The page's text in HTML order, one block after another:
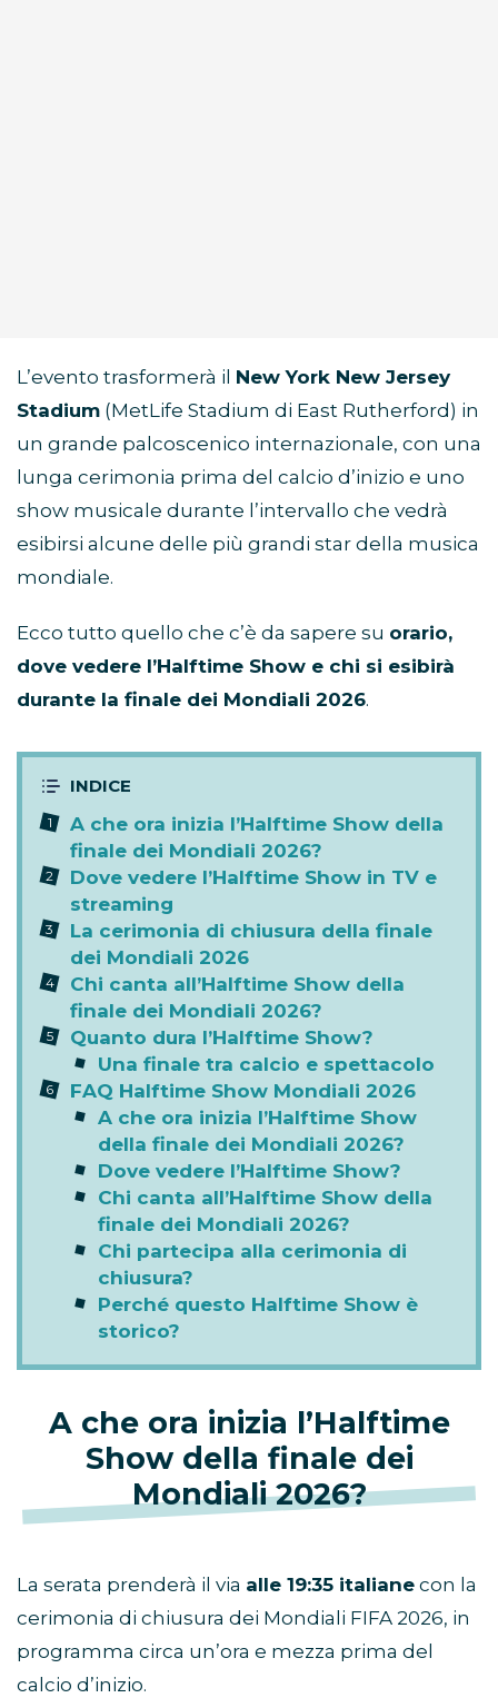
L’evento trasformerà il New York New Jersey
Stadium (MetLife Stadium di East Rutherford) in
un grande palcoscenico internazionale, con una
lunga cerimonia prima del calcio d’inizio e uno
show musicale durante l’intervallo che vedrà
esibirsi alcune delle più grandi star della musica
mondiale.
Ecco tutto quello che c’è da sapere su orario,
dove vedere l’Halftime Show e chi si esibirà
durante la finale dei Mondiali 2026.
A che ora inizia l’Halftime Show della
finale dei Mondiali 2026?
Dove vedere l’Halftime Show in TV e
streaming
La cerimonia di chiusura della finale
dei Mondiali 2026
Chi canta all’Halftime Show della
finale dei Mondiali 2026?
Quanto dura l’Halftime Show?
Una finale tra calcio e spettacolo
FAQ Halftime Show Mondiali 2026
A che ora inizia l’Halftime Show
della finale dei Mondiali 2026?
Dove vedere l’Halftime Show?
Chi canta all’Halftime Show della
finale dei Mondiali 2026?
Chi partecipa alla cerimonia di
chiusura?
Perché questo Halftime Show è
storico?
A che ora inizia l’Halftime
Show della finale dei
Mondiali 2026?
La serata prenderà il via alle 19:35 italiane con la
cerimonia di chiusura dei Mondiali FIFA 2026, in
programma circa un’ora e mezza prima del
calcio d’inizio.